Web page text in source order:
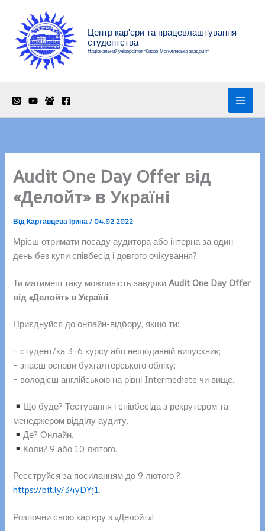
вмісту
Центр кар'єри та працевлаштування
студентства
Національний університет "Києво-Могилянська академія"
Audit One Day Offer від
«Делойт» в Україні
ВідКартавцева Ірина/ 04.02.2022
Мрієш отримати посаду аудитора або інтерна за один
день без купи співбесід і довгого очікування?
Ти матимеш таку можливість завдякиAudit One Day Offer
від «Делойт» в Україні.
Приєднуйся до онлайн-відбору, якщо ти:
– студент/ка 3–6 курсу або нещодавній випускник;
– знаєш основи бухгалтерського обліку;
– володієш англійською на рівні Intermediate чи вище.
Що буде? Тестування і співбесіда з рекрутером та
менеджером відділу аудиту.
Де? Онлайн.
Коли? 9 або 10 лютого.
Реєструйся за посиланням до 9 лютого ?
https://bit.ly/34yDYj1.
Розпочни свою кар’єру з «Делойт»!